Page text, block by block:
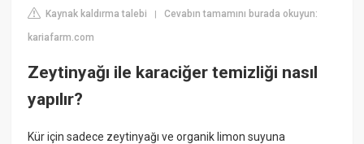
Kaynak kaldırma talebi |Cevabın tamamını burada okuyun:
kariafarm.com
Zeytinyağı ile karaciğer temizliği nasıl
yapılır?
Kür için sadece zeytinyağı ve organik limon suyuna